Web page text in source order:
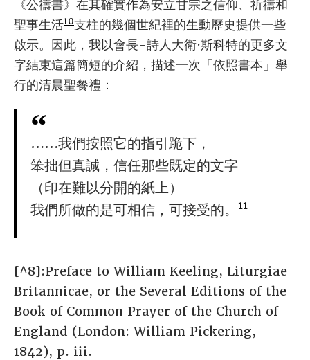
《公禱書》在其確實作為安立甘宗之信仰、祈禱和
聖事生活10支柱的幾個世紀裡的生動歷史提供一些
啟示。因此，我以會長-詩人大衛·斯科特的更多文
字結束這篇簡短的介紹，描述一次「依照書本」舉
行的清晨聖餐禮：
……我們按照它的指引跪下，
笨拙但真誠，信任那些既定的文字
（印在難以分開的紙上）
我們所做的是可相信，可接受的。
11
[^8]:Preface to William Keeling, Liturgiae
Britannicae, or the Several Editions of the
Book of Common Prayer of the Church of
England (London: William Pickering,
1842), p. iii.